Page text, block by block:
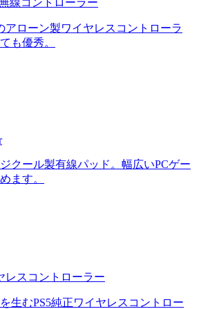
アローン製ワイヤレスコントローラ
も優秀。
クール製有線パッド。幅広いPCゲー
ます。
レスコントローラー
生むPS5純正ワイヤレスコントロー